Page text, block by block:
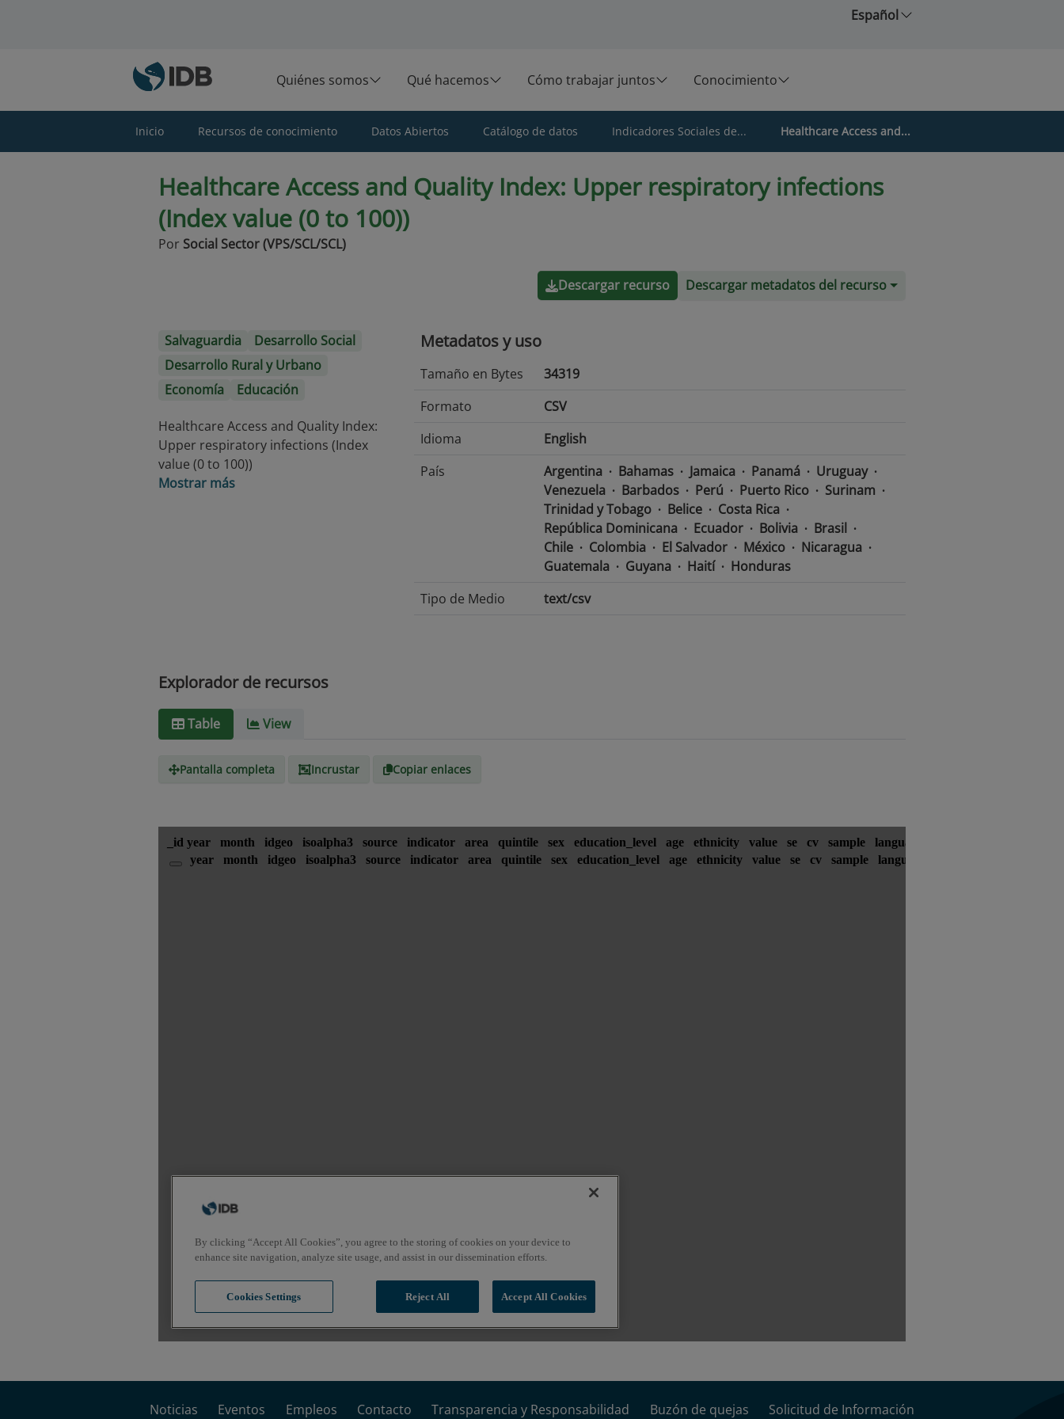
Español
Quiénes somos Qué hacemos Cómo trabajar juntos Conocimiento
Inicio Recursos de conocimiento Datos Abiertos Catálogo de datos Indicadores Sociales de... Healthcare Access and...
Healthcare Access and Quality Index: Upper respiratory infections
(Index value (0 to 100))
Por Social Sector (VPS/SCL/SCL)
Descargar recurso Descargar metadatos del recurso
Salvaguardia
Desarrollo Social
Desarrollo Rural y Urbano
Economía
Educación
Healthcare Access and Quality Index:
Upper respiratory infections (Index
value (0 to 100))
Mostrar más
Metadatos y uso
Tamaño en Bytes
34319
Formato
CSV
Idioma
English
País
Argentina Bahamas Jamaica Panamá
Uruguay
Venezuela
Barbados Perú Puerto Rico
Surinam
Trinidad y Tobago
Belice
Costa Rica
República Dominicana
Ecuador Bolivia
Brasil
Chile
Colombia El Salvador México
Nicaragua
Guatemala
Guyana Haití
Honduras
Tipo de Medio
text/csv
Explorador de recursos
Table View
Pantalla completa Incrustar Copiar enlaces
Noticias Eventos Empleos Contacto Transparencia y Responsabilidad Buzón de quejas Solicitud de Información